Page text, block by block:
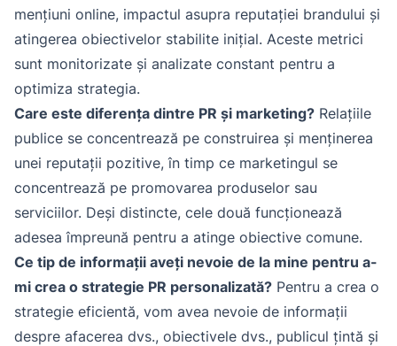
mențiuni online, impactul asupra reputației brandului și
atingerea obiectivelor stabilite inițial. Aceste metrici
sunt monitorizate și analizate constant pentru a
optimiza strategia.
Care este diferența dintre PR și marketing? Relațiile
publice se concentrează pe construirea și menținerea
unei reputații pozitive, în timp ce marketingul se
concentrează pe promovarea produselor sau
serviciilor. Deși distincte, cele două funcționează
adesea împreună pentru a atinge obiective comune.
Ce tip de informații aveți nevoie de la mine pentru a-
mi crea o strategie PR personalizată? Pentru a crea o
strategie eficientă, vom avea nevoie de informații
despre afacerea dvs., obiectivele dvs., publicul țintă și